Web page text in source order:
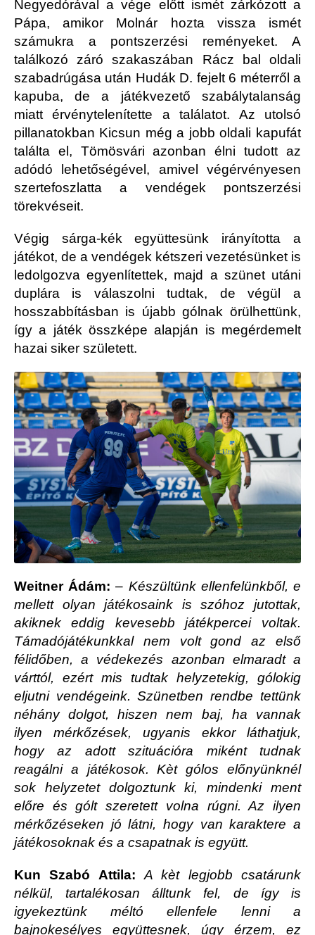
Negyedórával a vége előtt ismét zárkózott a
Pápa, amikor Molnár hozta vissza ismét
számukra a pontszerzési reményeket. A
találkozó záró szakaszában Rácz bal oldali
szabadrúgása után Hudák D. fejelt 6 méterről a
kapuba, de a játékvezető szabálytalanság
miatt érvénytelenítette a találatot. Az utolsó
pillanatokban Kicsun még a jobb oldali kapufát
találta el, Tömösvári azonban élni tudott az
adódó lehetőségével, amivel végérvényesen
szertefoszlatta a vendégek pontszerzési
törekvéseit.
Végig sárga-kék együttesünk irányította a
játékot, de a vendégek kétszeri vezetésünket is
ledolgozva egyenlítettek, majd a szünet utáni
duplára is válaszolni tudtak, de végül a
hosszabbításban is újabb gólnak örülhettünk,
így a játék összképe alapján is megérdemelt
hazai siker született.
Weitner Ádám: – Készültünk ellenfelünkből, e
mellett olyan játékosaink is szóhoz jutottak,
akiknek eddig kevesebb játékpercei voltak.
Támadójátékunkkal nem volt gond az első
félidőben, a védekezés azonban elmaradt a
várttól, ezért mis tudtak helyzetekig, gólokig
eljutni vendégeink. Szünetben rendbe tettünk
néhány dolgot, hiszen nem baj, ha vannak
ilyen mérkőzések, ugyanis ekkor láthatjuk,
hogy az adott szituációra miként tudnak
reagálni a játékosok. Kèt gólos előnyünknél
sok helyzetet dolgoztunk ki, mindenki ment
előre és gólt szeretett volna rúgni. Az ilyen
mérkőzéseken jó látni, hogy van karaktere a
játékosoknak és a csapatnak is együtt.
Kun Szabó Attila:
A kèt legjobb csatárunk
nélkül, tartalékosan álltunk fel, de így is
igyekeztünk méltó ellenfele lenni a
bajnokesélyes együttesnek, úgy érzem, ez